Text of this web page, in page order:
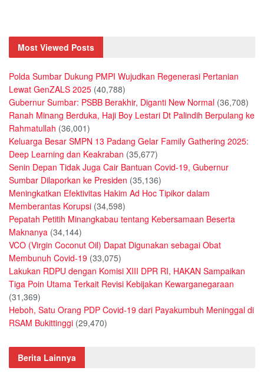
Most Viewed Posts
Polda Sumbar Dukung PMPI Wujudkan Regenerasi Pertanian
Lewat GenZALS 2025 (40,788)
Gubernur Sumbar: PSBB Berakhir, Diganti New Normal (36,708)
Ranah Minang Berduka, Haji Boy Lestari Dt Palindih Berpulang ke
Rahmatullah (36,001)
Keluarga Besar SMPN 13 Padang Gelar Family Gathering 2025:
Deep Learning dan Keakraban (35,677)
Senin Depan Tidak Juga Cair Bantuan Covid-19, Gubernur
Sumbar Dilaporkan ke Presiden (35,136)
Meningkatkan Efektivitas Hakim Ad Hoc Tipikor dalam
Memberantas Korupsi (34,598)
Pepatah Petitih Minangkabau tentang Kebersamaan Beserta
Maknanya (34,144)
VCO (Virgin Coconut Oil) Dapat Digunakan sebagai Obat
Membunuh Covid-19 (33,075)
Lakukan RDPU dengan Komisi XIII DPR RI, HAKAN Sampaikan
Tiga Poin Utama Terkait Revisi Kebijakan Kewarganegaraan
(31,369)
Heboh, Satu Orang PDP Covid-19 dari Payakumbuh Meninggal di
RSAM Bukittinggi (29,470)
Berita Lainnya